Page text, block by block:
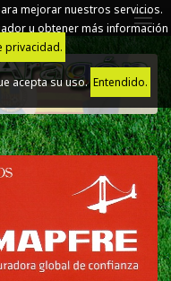
mejorar nuestros servicios.
u obtener más información
privacidad.
acepta su uso.Entendido.